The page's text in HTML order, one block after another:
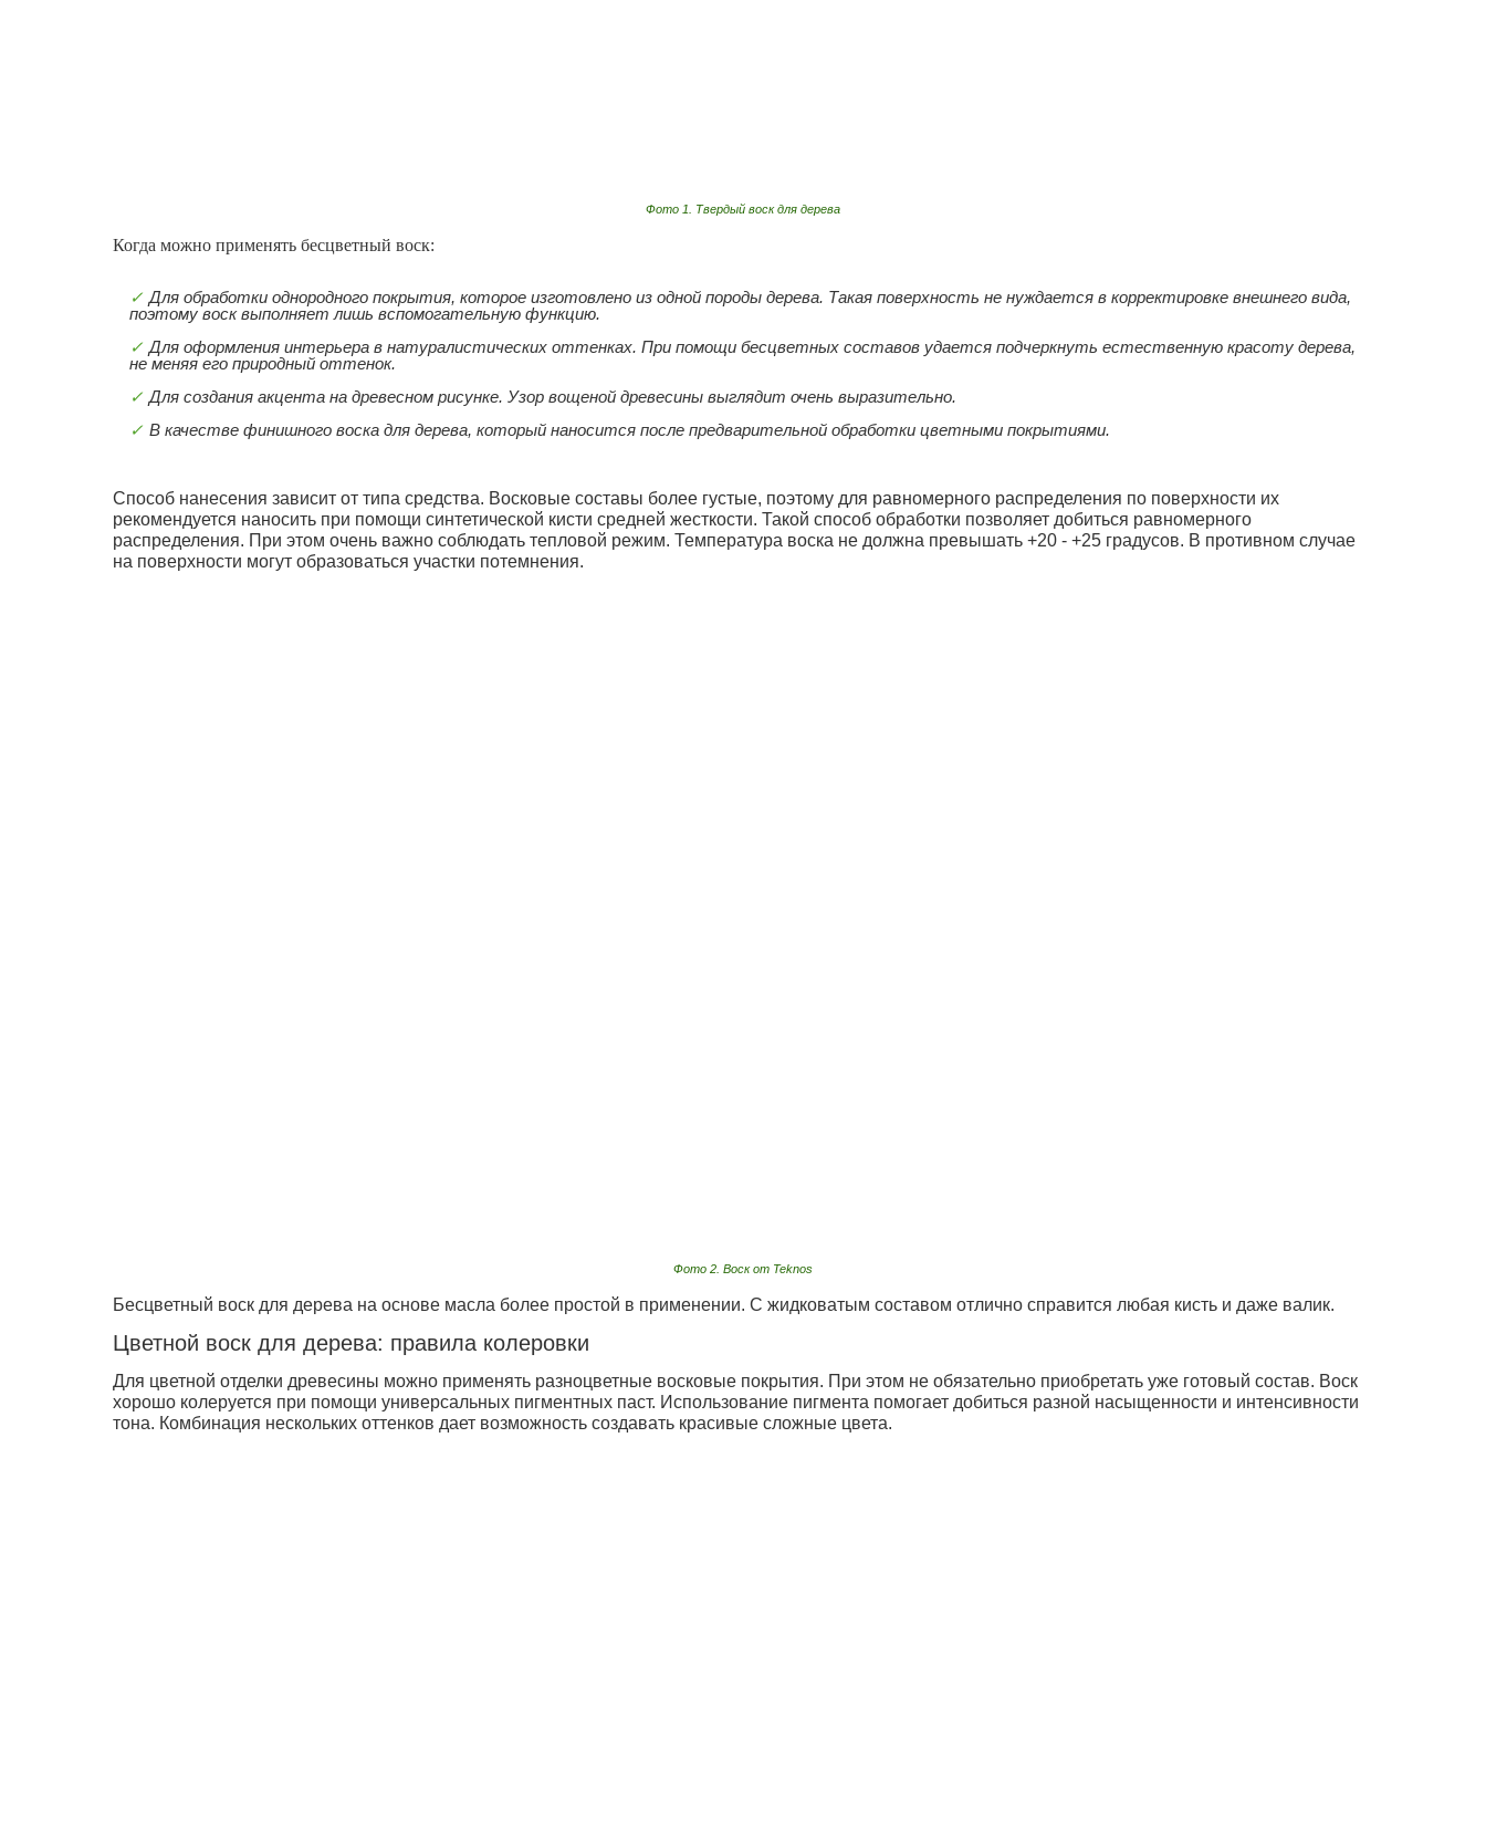
Фото 1. Твердый воск для дерева
Когда можно применять бесцветный воск:
Для обработки однородного покрытия, которое изготовлено из одной породы дерева. Такая поверхность не нуждается в корректировке внешнего вида,
поэтому воск выполняет лишь вспомогательную функцию.
Для оформления интерьера в натуралистических оттенках. При помощи бесцветных составов удается подчеркнуть естественную красоту дерева,
не меняя его природный оттенок.
Для создания акцента на древесном рисунке. Узор вощеной древесины выглядит очень выразительно.
В качестве финишного воска для дерева, который наносится после предварительной обработки цветными покрытиями.
Способ нанесения зависит от типа средства. Восковые составы более густые, поэтому для равномерного распределения по поверхности их
рекомендуется наносить при помощи синтетической кисти средней жесткости. Такой способ обработки позволяет добиться равномерного
распределения. При этом очень важно соблюдать тепловой режим. Температура воска не должна превышать +20 - +25 градусов. В противном случае
на поверхности могут образоваться участки потемнения.
Фото 2. Воск от Teknos
Бесцветный воск для дерева на основе масла более простой в применении. С жидковатым составом отлично справится любая кисть и даже валик.
Цветной воск для дерева: правила колеровки
Для цветной отделки древесины можно применять разноцветные восковые покрытия. При этом не обязательно приобретать уже готовый состав. Воск
хорошо колеруется при помощи универсальных пигментных паст. Использование пигмента помогает добиться разной насыщенности и интенсивности
тона. Комбинация нескольких оттенков дает возможность создавать красивые сложные цвета.